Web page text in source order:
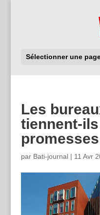
Sélectionner une
Les
tiennent-
par Bati-journal| 11 Avr